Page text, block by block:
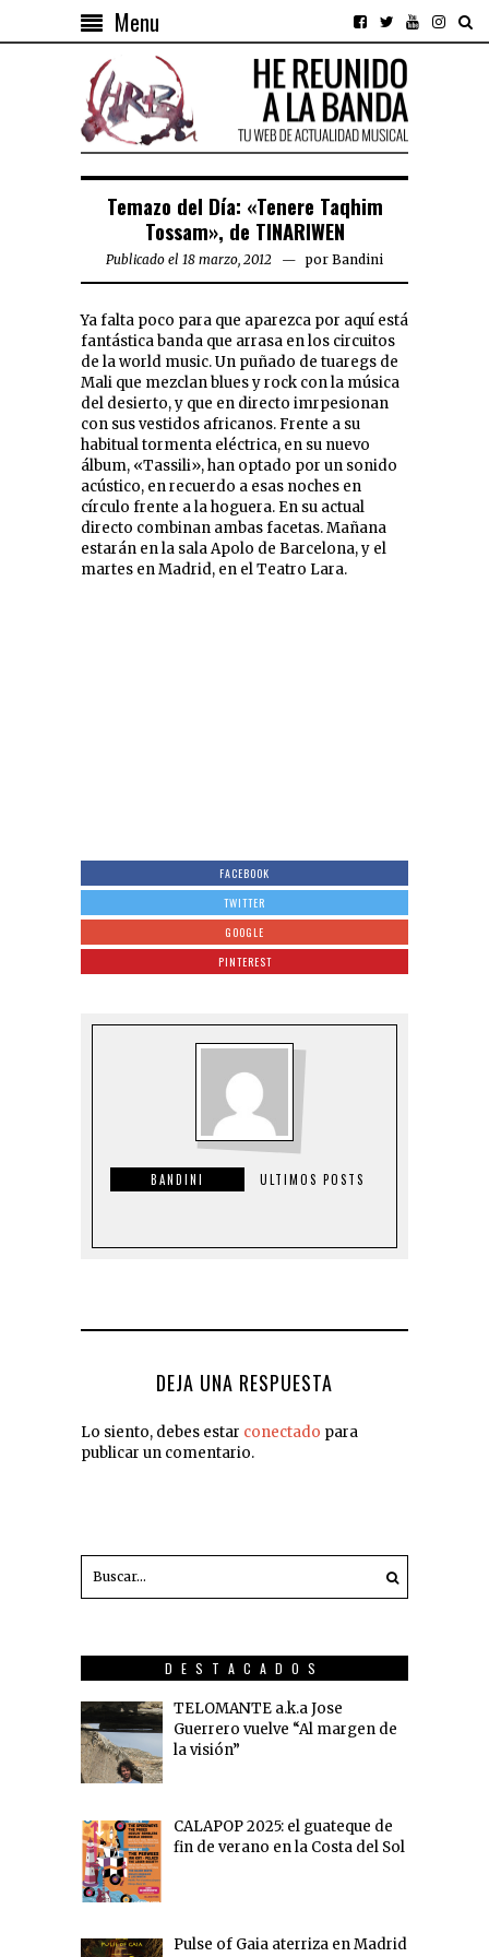
Menu
Temazo del Día: «Tenere Taqhim
Tossam», de TINARIWEN
Publicado el 18 marzo, 2012 por Bandini
Ya falta poco para que aparezca por aquí está
fantástica banda que arrasa en los circuitos
de la world music. Un puñado de tuaregs de
Mali que mezclan blues y rock con la música
del desierto, y que en directo imrpesionan
con sus vestidos africanos. Frente a su
habitual tormenta eléctrica, en su nuevo
álbum, «Tassili», han optado por un sonido
acústico, en recuerdo a esas noches en
círculo frente a la hoguera. En su actual
directo combinan ambas facetas. Mañana
estarán en la sala Apolo de Barcelona, y el
martes en Madrid, en el Teatro Lara.
FACEBOOK
TWITTER
GOOGLE
PINTEREST
BANDINI ULTIMOS POSTS
DEJA UNA RESPUESTA
Lo siento, debes estar conectado para
publicar un comentario.
DESTACADOS
TELOMANTE a.k.a Jose
Guerrero vuelve “Al margen de
la visión”
CALAPOP 2025: el guateque de
fin de verano en la Costa del Sol
Pulse of Gaia aterriza en Madrid